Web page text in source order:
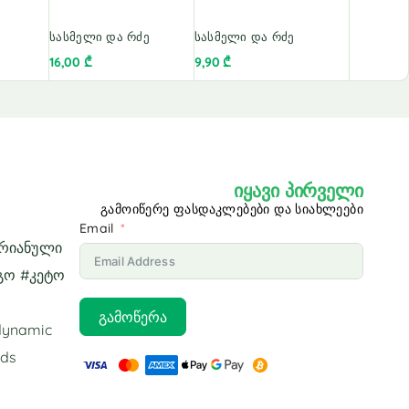
სასმელი და რძე
16,00 ₾
სასმელი და რძე
9,90₾
#კეტო
იყავი პირველი
გამოიწერე ფასდაკლებები და სიახლეები
Email
გამოწერა